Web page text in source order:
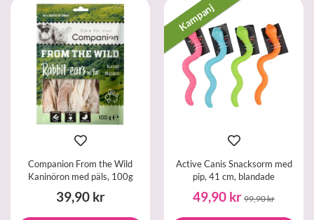
Companion From the Wild
Kaninöron med päls, 100g
39,90 kr
Kampanj
Active Canis Snacksorm med
pip, 41 cm, blandade
49,90 kr 99,90 kr